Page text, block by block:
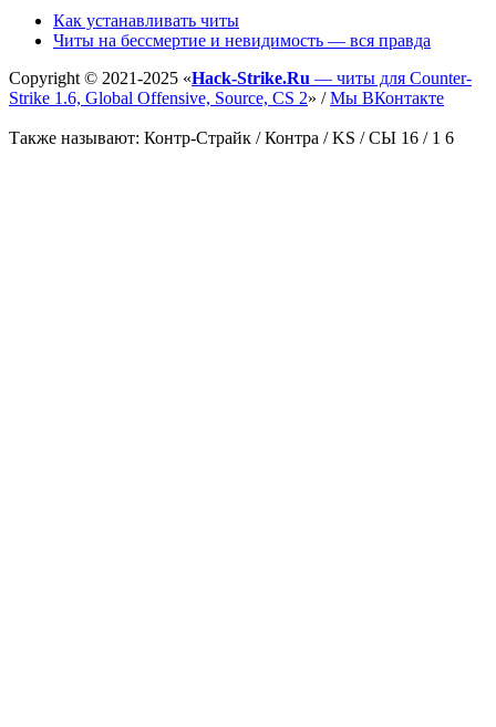
Как устанавливать читы
Читы на бессмертие и невидимость — вся правда
Copyright © 2021-2025 «Hack-Strike.Ru — читы для Counter-
Strike 1.6, Global Offensive, Source, CS 2» /Мы ВКонтакте
Также называют: Контр-Страйк / Контра / KS / СЫ 16 / 1 6